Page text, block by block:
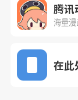
腾讯
海量
在此
腾
网